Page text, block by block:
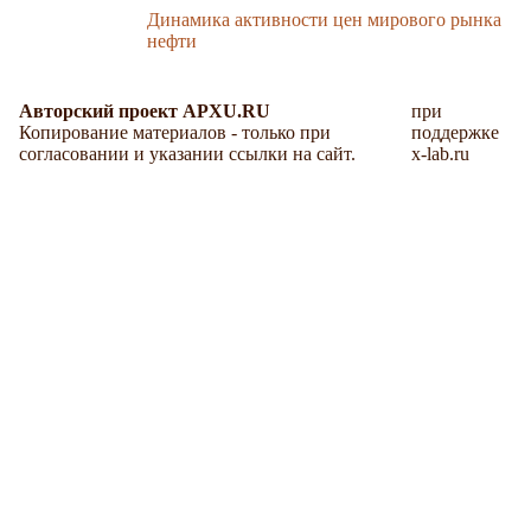
Динамика активности цен мирового рынка
нефти
Авторский проект APXU.RU
Копирование материалов - только при
согласовании и указании ссылки на сайт.
при
поддержке
x-lab.ru